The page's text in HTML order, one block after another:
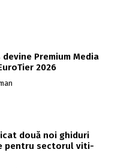
Premium Media
2026
două noi ghiduri
pentru sectorul viti-